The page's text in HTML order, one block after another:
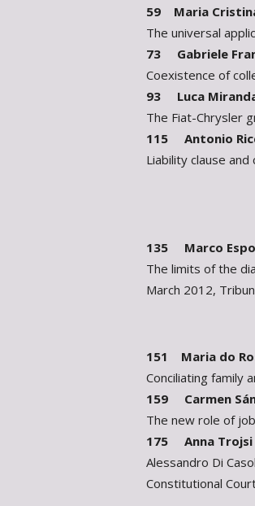
59 Maria
The universal
73 Gabriele
Coexistence of
93 Luca
The Fiat-Chrysler
115 Antonio
Liability clause
135 Marco
The limits of the
March 2012,
151 Maria do
Conciliating family
159 Carmen
The new role of
175 Anna Trojsi
Alessandro Di
Constitutional